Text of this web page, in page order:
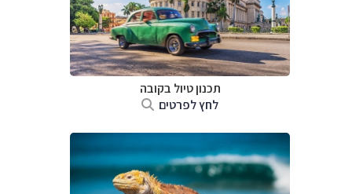
תכנון טיול בקובה
לחץ לפרטים